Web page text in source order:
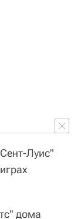
Луис"
дома